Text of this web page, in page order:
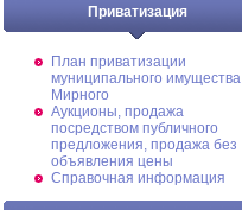
Приватизация
План приватизации
муниципального имущества
Мирного
Аукционы, продажа
посредством публичного
предложения, продажа без
объявления цены
Справочная информация